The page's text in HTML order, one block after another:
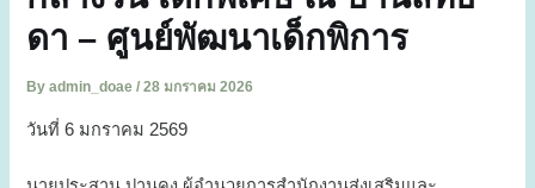
ดา – ศูนย์พัฒนาเด็กพิการ
Byadmin_doae/28 มกราคม 2026
วันที่ 6 มกราคม 2569